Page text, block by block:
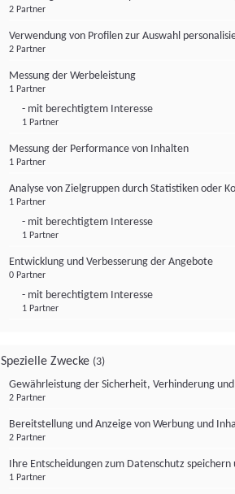
2 Partner
Verwendung von Profilen zur Auswahl
2 Partner
Messung der Werbeleistung
1 Partner
- mit berechtigtem Interesse
1 Partner
Messung der Performance von Inhalten
1 Partner
Analyse von Zielgruppen durch Statistiken oder
1 Partner
- mit berechtigtem Interesse
1 Partner
Entwicklung und Verbesserung der Angebote
0 Partner
- mit berechtigtem Interesse
1 Partner
Spezielle Zwecke (3)
Gewährleistung der Sicherheit, Verhinderung
2 Partner
Bereitstellung und Anzeige von Werbung und
2 Partner
Ihre Entscheidungen zum Datenschutz
1 Partner